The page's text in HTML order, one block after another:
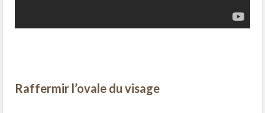
Raffermir l’ovale du visage